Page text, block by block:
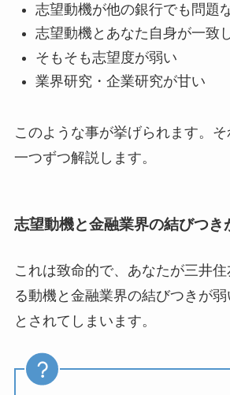
志望動機が他の銀行でも問題
志望動機とあなた自身が一致
そもそも志望度が弱い
業界研究・企業研究が甘い
このような事が挙げられます。
一つずつ解説します。
志望動機と金融業界の結びつき
これは致命的で、あなたが三井
る動機と金融業界の結びつきが
とされてしまいます。